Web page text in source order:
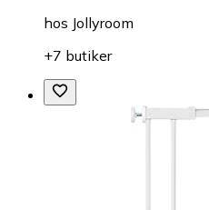
hos Jollyroom
+7 butiker